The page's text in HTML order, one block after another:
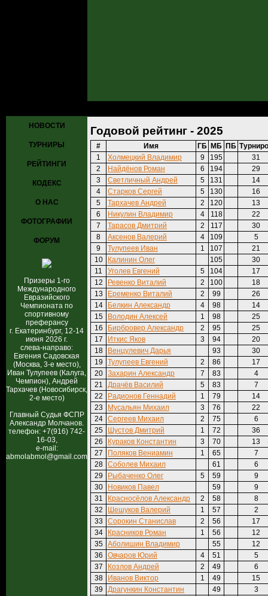
НОВОСТИ
ТУРНИРЫ
РЕЙТИНГИ
КОДЕКС
О НАС
ФОТОГРАФИИ
ФОРУМ
Призеры 1-го
Международного
Евразийского
Чемпионата по
спортивному
преферансу
г. Екатеринбург, 12-14
июня 2026 г.
слева-направо:
Евгения Садовская
(Москва, 3-е место),
Иван Тулупеев (Калуга,
Чемпион), Андрей
Тархачев (Новосибирск,
2-е место)
Главный Судья ФСПР
Александр Молчанов.
телефон: +7(916) 742-
16-03,
e-mail:
abmolabmol@gmail.com
Годовой рейтинг - 2025
# Имя ГБ МБ ПБ
1
Холмецкий Владимир 9 195
31
2
Найдёнов Роман 6 194
29
3
Светличный Андрей 5 131
14
4
Старков Сергей 5 130
16
5
Тархачев Андрей 2 120
13
6
Никулин Владимир 4 118
22
7
Тарасов Дмитрий 2 117
30
8
Аксенов Валерий 4 109
5
9
Тулупеев Иван 1 107
21
10
Калинин Олег 105
30
11
Уголев Евгений 5 104
17
12
Ревенко Виталий 2 100
18
13
Еременко Виталий 2 99
26
14
Белкин Александр 4 98
14
15
Володин Алексей 1 98
25
16
Бирбровер Александр 2 95
25
17
Иткис Яков 3 94
20
18
Венцулевич Дарья 93
30
19
Тулупеев Евгений 2 86
17
20
Захарин Александр 7 83
4
21
Драчёв Василий 5 83
7
22
Радионов Геннадий 1 79
14
23
Мусальян Михаил 3 76
22
24
Сергеев Михаил 2 75
6
25
Шустов Дмитрий 1 72
36
26
Кураков Константин 3 70
13
27
Поляков Вениамин 1 65
7
28
Соболев Михаил 61
6
29
Рыбаченко Олег 5 59
9
30
Новиков Павел 59
9
31
Красносёлов Александр 2 58
8
32
Шешуков Валерий 1 57
2
33
Сорокин Станислав 2 56
17
34
Красников Роман 1 56
12
35
Аболишин Владимир 55
12
36
Овчаров Юрий 4 51
5
37
Козлов Андрей 2 49
6
38
Иванов Виктор 1 49
15
39
Драгункин Константин 49
3